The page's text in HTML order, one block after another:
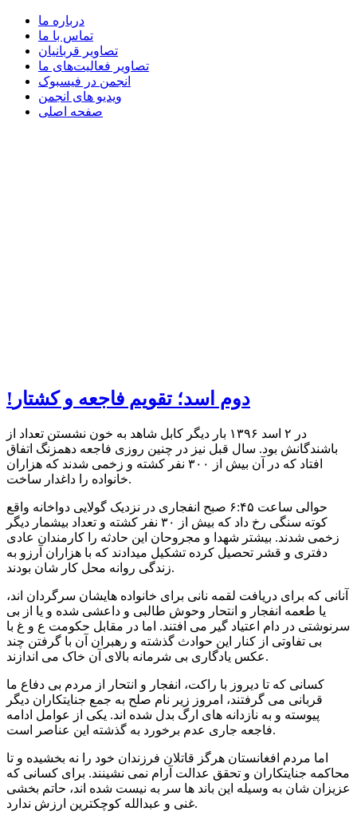
درباره ما
تماس با ما
تصاویر قربانیان
تصاویر فعالیت‌های ما
انجمن در فیسبوک
ویدیو های انجمن
صفحه اصلی
!دوم اسد؛ تقویم فاجعه و کشتار
در ۲ اسد ۱۳۹۶ بار دیگر کابل شاهد به خون نشستن تعداد از
باشندگانش بود. سال قبل نیز در چنین روزی فاجعه دهمزنگ اتفاق
افتاد که در آن بیش از ۳۰۰ نفر کشته و زخمی شدند که هزاران
خانواده را داغدار ساخت.
حوالی ساعت ۶:۴۵ صبح انفجاری در نزدیک گولایی دواخانه واقع
کوته سنگی رخ داد که بیش از ۳۰ نفر کشته و تعداد بیشمار دیگر
زخمی شدند. بیشتر شهدا و مجروحان این حادثه را کارمندان عادی
دفتری و قشر تحصیل کرده تشکیل میدادند که با هزاران آرزو به
زندگی روانه محل کار شان بودند.
آنانی که برای دریافت لقمه نانی برای خانواده هایشان سرگردان اند،
یا طعمه انفجار و انتحار وحوش طالبی و داعشی شده و یا از بی
سرنوشتی در دام اعتیاد گیر می افتند. اما در مقابل حکومت ع و غ با
بی تفاوتی از کنار این حوادث گذشته و رهبران آن با گرفتن چند
عکس یادگاری بی شرمانه بالای آن خاک می اندازند.
کسانی که تا دیروز با راکت، انفجار و انتحار از مردم بی دفاع ما
قربانی می گرفتند، امروز زیر نام صلح به جمع جنایتکاران دیگر
پیوسته و به نازدانه های ارگ بدل شده اند. یکی از عوامل ادامه
فاجعه جاری عدم برخورد به گذشته این عناصر است.
اما مردم افغانستان هرگز قاتلان فرزندان خود را نه بخشیده و تا
محاکمه جنایتکاران و تحقق عدالت آرام نمی نشینند. برای کسانی که
عزیزان شان به وسیله این باند ها سر به نیست شده اند، حاتم بخشی
غنی و عبدالله کوچکترین ارزش ندارد.